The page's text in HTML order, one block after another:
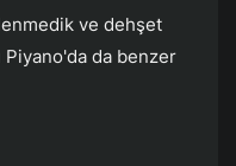
ve dehşet
Piyano'da da benzer